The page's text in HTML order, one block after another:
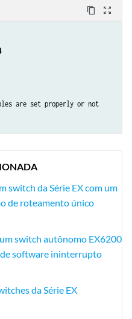
content_copy zoom_out_map
are set properly or not
switch da Série EX com um
de roteamento único
switch autônomo EX6200
software ininterrupto
da Série EX